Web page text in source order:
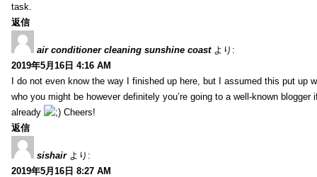
task.
返信
air conditioner cleaning sunshine coast より:
2019年5月16日 4:16 AM
I do not even know the way I finished up here, but I assumed this put up
who you might be however definitely you’re going to a well-known blogger
already
Cheers!
返信
sishair より:
2019年5月16日 8:27 AM